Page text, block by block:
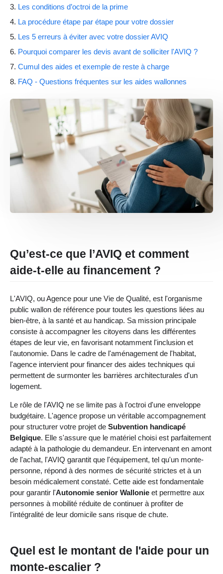
Les conditions d’octroi de la prime
La procédure étape par étape pour votre dossier
Les 5 erreurs à éviter avec votre dossier AVIQ
Pourquoi comparer les devis avant de solliciter l'AVIQ ?
Cumul des aides et exemple de reste à charge
FAQ - Questions fréquentes sur les aides wallonnes
Qu’est-ce que l’AVIQ et comment
aide-t-elle au financement ?
L'AVIQ, ou Agence pour une Vie de Qualité, est l'organisme
public wallon de référence pour toutes les questions liées au
bien-être, à la santé et au handicap. Sa mission principale
consiste à accompagner les citoyens dans les différentes
étapes de leur vie, en favorisant notamment l'inclusion et
l'autonomie. Dans le cadre de l'aménagement de l'habitat,
l'agence intervient pour financer des aides techniques qui
permettent de surmonter les barrières architecturales d'un
logement.
Le rôle de l'AVIQ ne se limite pas à l'octroi d'une enveloppe
budgétaire. L'agence propose un véritable accompagnement
pour structurer votre projet de Subvention handicapé
Belgique. Elle s'assure que le matériel choisi est parfaitement
adapté à la pathologie du demandeur. En intervenant en amont
de l'achat, l'AVIQ garantit que l'équipement, tel qu'un monte-
personne, répond à des normes de sécurité strictes et à un
besoin médicalement constaté. Cette aide est fondamentale
pour garantir l'Autonomie senior Wallonie et permettre aux
personnes à mobilité réduite de continuer à profiter de
l'intégralité de leur domicile sans risque de chute.
Quel est le montant de l'aide pour un
monte-escalier ?